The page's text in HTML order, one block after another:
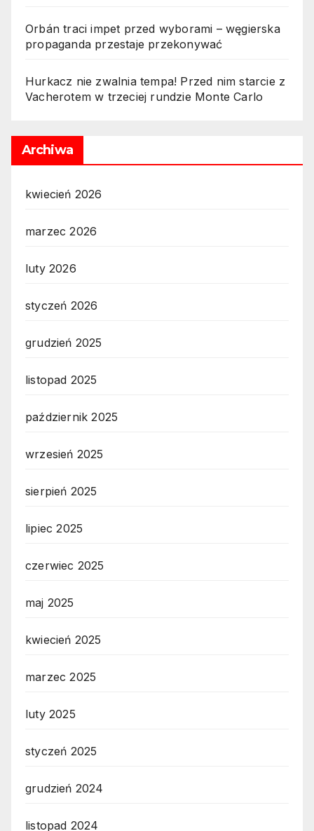
Orbán traci impet przed wyborami – węgierska
propaganda przestaje przekonywać
Hurkacz nie zwalnia tempa! Przed nim starcie z
Vacherotem w trzeciej rundzie Monte Carlo
Archiwa
kwiecień 2026
marzec 2026
luty 2026
styczeń 2026
grudzień 2025
listopad 2025
październik 2025
wrzesień 2025
sierpień 2025
lipiec 2025
czerwiec 2025
maj 2025
kwiecień 2025
marzec 2025
luty 2025
styczeń 2025
grudzień 2024
listopad 2024